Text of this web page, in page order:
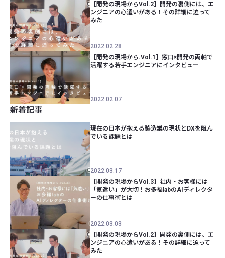
【開発の現場からVol.2】開発の裏側には、エ
ンジニアの心遣いがある！その詳細に迫って
みた
2022.02.28
【開発の現場から.Vol.1】窓口×開発の両軸で
活躍する若手エンジニアにインタビュー
2022.02.07
新着記事
現在の日本が抱える製造業の現状とDXを阻ん
でいる課題とは
2022.03.17
【開発の現場からVol.3】社内・お客様には
「気遣い」が大切！お多福labのAIディレクタ
ーの仕事術とは
2022.03.03
【開発の現場からVol.2】開発の裏側には、エ
ンジニアの心遣いがある！その詳細に迫って
みた